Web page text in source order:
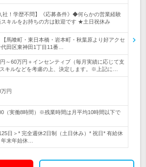
社！学歴不問】《応募条件》◆何らかの営業経験
キルをお持ちの方は歓迎です ★土日祝休み
【馬喰町・東日本橋・岩本町・秋葉原より好アクセ
田区東神田1丁目11番…
円～60万円＋インセンティブ（毎月実績に応じて支
キルなどを考慮の上、決定します。※上記に…
円
（実働8時間）※残業時間は月平均10時間以下で
日＞* 完全週休2日制（土日休み）* 祝日* 有給休
末年始休…